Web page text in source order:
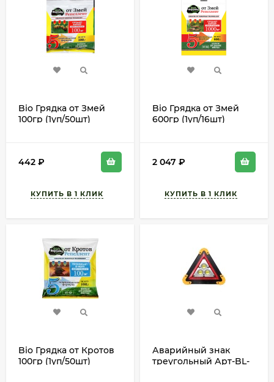
Bio Грядка от Змей
100гр (1уп/50шт)
442 ₽
Bio Грядка от Змей
600гр (1уп/16шт)
2 047 ₽
Bio Грядка от Кротов
100гр (1уп/50шт)
Аварийный знак
треугольный Арт-BL-